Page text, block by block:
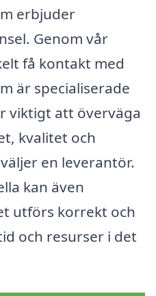
erbjuder
Genom vår
få kontakt med
är specialiserade
viktigt att överväga
kvalitet och
en leverantör.
kan även
utförs korrekt och
och resurser i det